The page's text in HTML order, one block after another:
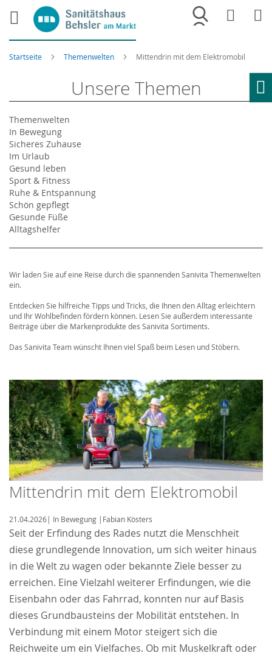
Merkliste
Startseite Themenwelten Mittendrin mit dem Elektromobil
Mittendrin mit dem Elektromobil
21.04.2026| In Bewegung | Fabian Kösters
Seit der Erfindung des Rades nutzt die Menschheit
diese grundlegende Innovation, um sich weiter hinaus
in die Welt zu wagen oder bekannte Ziele besser zu
erreichen. Eine Vielzahl weiterer Erfindungen, wie die
Eisenbahn oder das Fahrrad, konnten nur auf Basis
dieses Grundbausteins der Mobilität entstehen. In
Verbindung mit einem Motor steigert sich die
Reichweite um ein Vielfaches. Ob mit Muskelkraft oder
Unsere Themen
Themenwelten
In Bewegung
Sicheres Zuhause
Im Urlaub
Gesund leben
Sport & Fitness
Ruhe & Entspannung
Schön gepflegt
Gesunde Füße
Alltagshelfer
Wir laden Sie auf eine Reise durch die spannenden Sanivita Themenwelten
ein.
Entdecken Sie hilfreiche Tipps und Tricks, die Ihnen den Alltag erleichtern
und Ihr Wohlbefinden fördern können. Lesen Sie außerdem interessante
Beiträge über die Markenprodukte des Sanivita Sortiments.
Das Sanivita Team wünscht Ihnen viel Spaß beim Lesen und Stöbern.